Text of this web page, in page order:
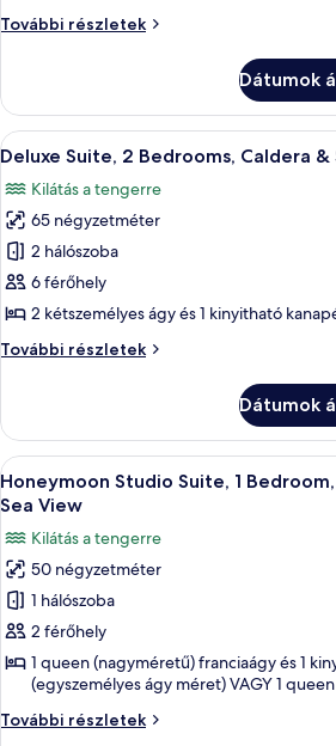
2
Tub,
Caldera
Sea
View
További részletek
Premium
Hot
Tub,
Caldera
Sea
View
további
részletei
Dátumok
A
következő
szoba
összes
képének
megtekintése:
Deluxe
2
&
Sea
View
Egy
5
Deluxe Suite, 2 Bedrooms, Caldera &
Kilátás a tengerre
65 négyzetméter
2 hálószoba
6 férőhely
2 kétszemélyes ágy és 1 kinyitható
További részletek
Deluxe
Caldera
&
Sea
View
részletei
Dátumok
A
következő
összes
képének
megtekintése:
Honeymoon
Studio
Suite,
1
Egy
13
Honeymoon Studio Suite, 1
Sea View
Kilátás a tengerre
50 négyzetméter
1 hálószoba
2 férőhely
1 queen (nagyméretű) franciaágy és 1
(egyszemélyes ágy méret) VAGY 1
További részletek
Honeymoon